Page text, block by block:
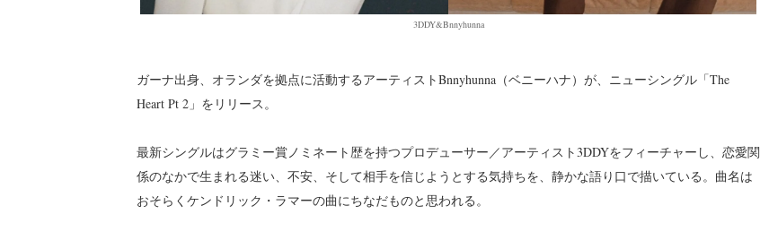
3DDY&Bnnyhunna
ガーナ出身、オランダを拠点に活動するアーティストBnnyhunna（ベニーハナ）が、ニューシングル「The
Heart Pt 2」をリリース。
最新シングルはグラミー賞ノミネート歴を持つプロデューサー／アーティスト3DDYをフィーチャーし、恋愛関
係のなかで生まれる迷い、不安、そして相手を信じようとする気持ちを、静かな語り口で描いている。曲名は
おそらくケンドリック・ラマーの曲にちなだものと思われる。